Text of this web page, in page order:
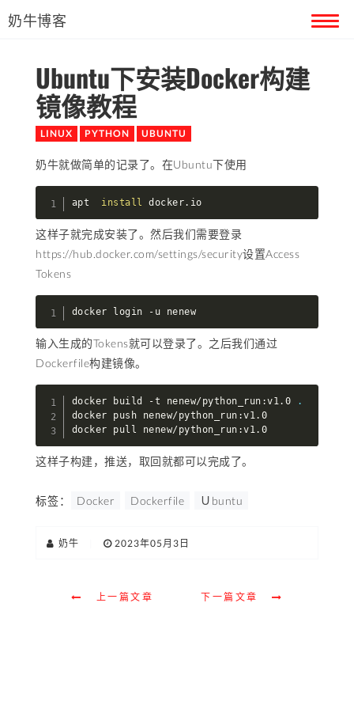
奶牛博客
首页
关于奶牛
Ubuntu下安装Docker构建
镜像教程
LINUX PYTHON UBUNTU
奶牛就做简单的记录了。在Ubuntu下使用
apt install docker.io
这样子就完成安装了。然后我们需要登录
https://hub.docker.com/settings/security设置Access
Tokens
docker login -u nenew
输入生成的Tokens就可以登录了。之后我们通过
Dockerfile构建镜像。
docker build -t nenew/python_run:v1.0
.
docker push nenew/python_run:v1.0
docker pull nenew/python_run:v1.0
这样子构建，推送，取回就都可以完成了。
标签： Docker Dockerfile Ｕbuntu
奶牛 2023年05月3日
上一篇文章 下一篇文章